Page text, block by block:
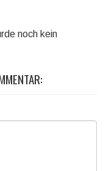
noch kein